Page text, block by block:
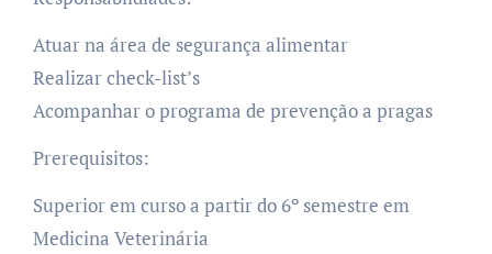
Atuar na área de segurança alimentar
Realizar check-list’s
Acompanhar o programa de prevenção a pragas
Prerequisitos:
Superior em curso a partir do 6º semestre em
Medicina Veterinária